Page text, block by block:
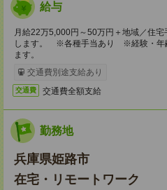
給与
月給22万5,000円～50万円＋地域／住
します。 ※各種手当あり ※経験・年
ます。
交通費別途支給あり
交通費 交通費全額支給
勤務地
兵庫県姫路市
在宅・リモートワーク